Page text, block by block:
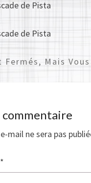
de Pista
de Pista
Mais
commentaire
mail ne sera pas
*